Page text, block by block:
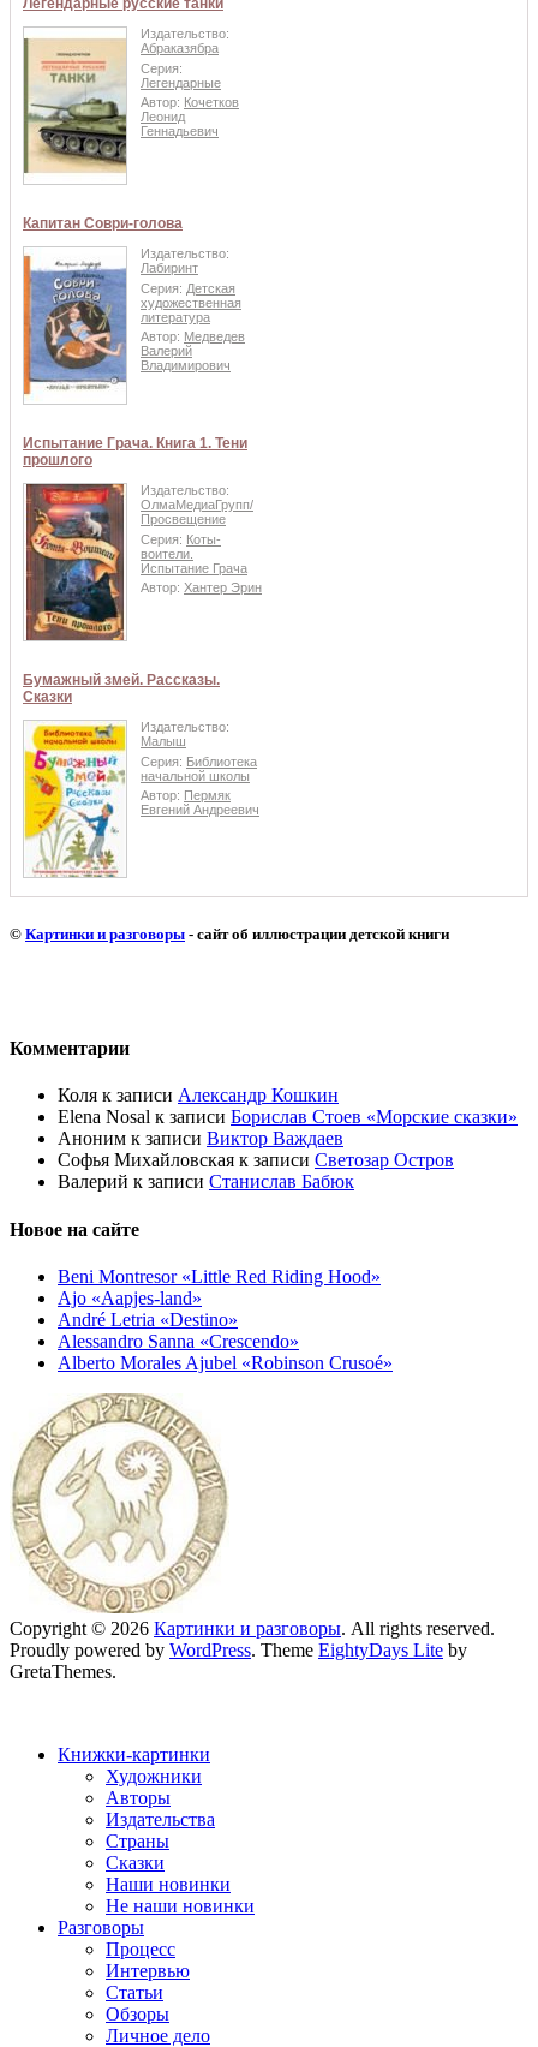
Легендарные русские танки
Издательство:
Абраказябра
Серия:
Легендарные
Автор: Кочетков
Леонид
Геннадьевич
Капитан Соври-голова
Издательство:
Лабиринт
Серия: Детская
художественная
литература
Автор: Медведев
Валерий
Владимирович
Испытание Грача. Книга 1. Тени
прошлого
Издательство:
ОлмаМедиаГрупп/
Просвещение
Серия: Коты-
воители.
Испытание Грача
Автор: Хантер Эрин
Бумажный змей. Рассказы.
Сказки
Издательство:
Малыш
Серия: Библиотека
начальной школы
Автор: Пермяк
Евгений Андреевич
© Картинки и разговоры - сайт об иллюстрации детской книги
Комментарии
Коля к записи Александр Кошкин
Elena Nosal к записи Борислав Стоев «Морские сказки»
Аноним к записи Виктор Важдаев
Софья Михайловская к записи Светозар Остров
Валерий к записи Станислав Бабюк
Новое на сайте
Beni Montresor «Little Red Riding Hood»
Ajo «Aapjes-land»
André Letria «Destino»
Alessandro Sanna «Crescendo»
Alberto Morales Ajubel «Robinson Crusoé»
Copyright © 2026 Картинки и разговоры. All rights reserved.
Proudly powered by WordPress. Theme EightyDays Lite by
GretaThemes.
Книжки-картинки
Художники
Авторы
Издательства
Страны
Сказки
Наши новинки
Не наши новинки
Разговоры
Процесс
Интервью
Статьи
Обзоры
Личное дело